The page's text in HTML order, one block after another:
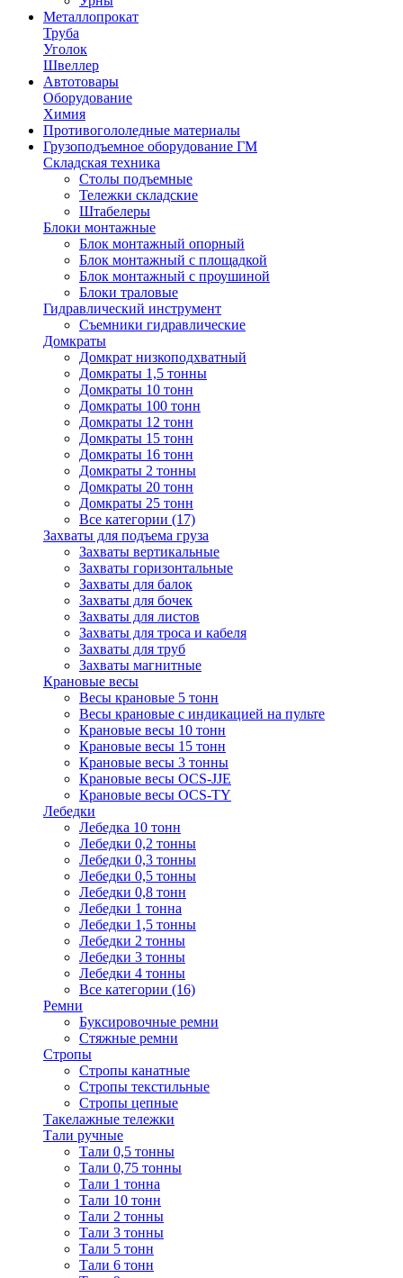
Металлопрокат
Труба
Уголок
Швеллер
Автотовары
Оборудование
Химия
Противогололедные материалы
Грузоподъемное оборудование ГМ
Складская техника
Столы подъемные
Тележки складские
Штабелеры
Блоки монтажные
Блок монтажный опорный
Блок монтажный с площадкой
Блок монтажный с проушиной
Блоки траловые
Гидравлический инструмент
Съемники гидравлические
Домкраты
Домкрат низкоподхватный
Домкраты 1,5 тонны
Домкраты 10 тонн
Домкраты 100 тонн
Домкраты 12 тонн
Домкраты 15 тонн
Домкраты 16 тонн
Домкраты 2 тонны
Домкраты 20 тонн
Домкраты 25 тонн
Все категории (17)
Захваты для подъема груза
Захваты вертикальные
Захваты горизонтальные
Захваты для балок
Захваты для бочек
Захваты для листов
Захваты для троса и кабеля
Захваты для труб
Захваты магнитные
Крановые весы
Весы крановые 5 тонн
Весы крановые с индикацией на пульте
Крановые весы 10 тонн
Крановые весы 15 тонн
Крановые весы 3 тонны
Крановые весы OCS-JJE
Крановые весы OCS-TY
Лебедки
Лебедка 10 тонн
Лебедки 0,2 тонны
Лебедки 0,3 тонны
Лебедки 0,5 тонны
Лебедки 0,8 тонн
Лебедки 1 тонна
Лебедки 1,5 тонны
Лебедки 2 тонны
Лебедки 3 тонны
Лебедки 4 тонны
Все категории (16)
Ремни
Буксировочные ремни
Стяжные ремни
Стропы
Стропы канатные
Стропы текстильные
Стропы цепные
Такелажные тележки
Тали ручные
Тали 0,5 тонны
Тали 0,75 тонны
Тали 1 тонна
Тали 10 тонн
Тали 2 тонны
Тали 3 тонны
Тали 5 тонн
Тали 6 тонн